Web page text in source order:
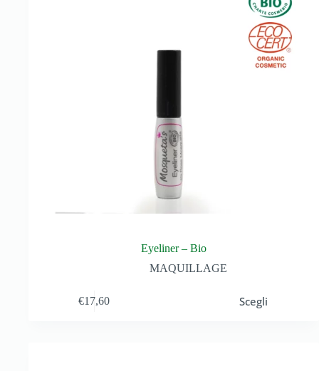
Eyeliner – Bio
MAQUILLAGE
€17,60 Scegli